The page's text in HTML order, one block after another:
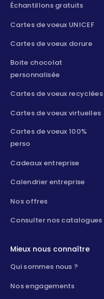
Échantillons gratuits
Cartes de voeux UNICEF
Cartes de voeux dorure
Boite chocolat
personnalisée
Cartes de voeux recyclées
Cartes de voeux virtuelles
Cartes de voeux 100%
perso
Cadeaux entreprise
Calendrier entreprise
Nos offres
Consulter nos catalogues
Mieux nous connaître
Qui sommes nous ?
Nos engagements